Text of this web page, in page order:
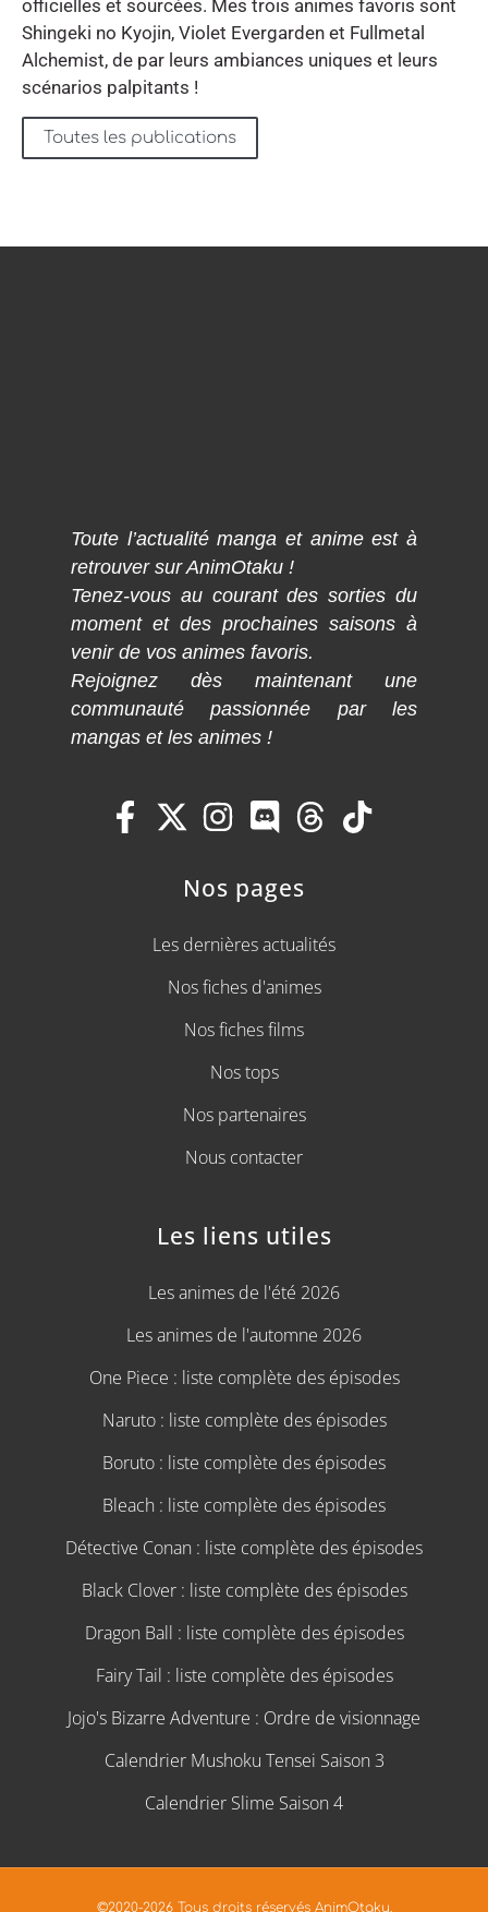
officielles et sourcées. Mes trois animes favoris sont
Shingeki no Kyojin, Violet Evergarden et Fullmetal
Alchemist, de par leurs ambiances uniques et leurs
scénarios palpitants !
Toutes les publications
Toute l’actualité manga et anime est à
retrouver sur AnimOtaku !
Tenez-vous au courant des sorties du
moment et des prochaines saisons à
venir de vos animes favoris.
Rejoignez dès maintenant une
communauté passionnée par les
mangas et les animes !
Nos pages
Les dernières actualités
Nos fiches d'animes
Nos fiches films
Nos tops
Nos partenaires
Nous contacter
Les liens utiles
Les animes de l'été 2026
Les animes de l'automne 2026
One Piece : liste complète des épisodes
Naruto : liste complète des épisodes
Boruto : liste complète des épisodes
Bleach : liste complète des épisodes
Détective Conan : liste complète des épisodes
Black Clover : liste complète des épisodes
Dragon Ball : liste complète des épisodes
Fairy Tail : liste complète des épisodes
Jojo's Bizarre Adventure : Ordre de visionnage
Calendrier Mushoku Tensei Saison 3
Calendrier Slime Saison 4
©2020-2026 Tous droits réservés AnimOtaku.